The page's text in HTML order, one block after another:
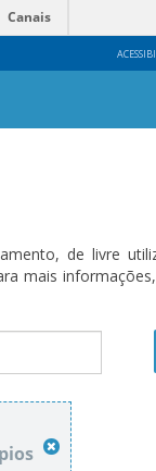
Canais
de livre
mais informações,